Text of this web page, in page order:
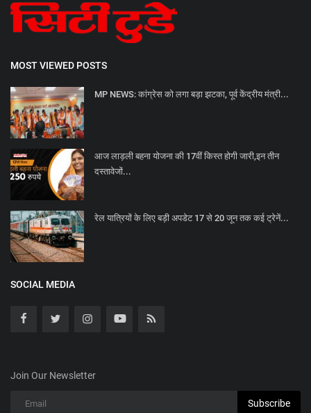
MOST VIEWED POSTS
MP NEWS: कांग्रेस को लगा बड़ा झटका, पूर्व केंद्रीय मंत्री...
आज लाड़ली बहना योजना की 17वीं किस्त होगी जारी,इन तीन
दस्तावेजों...
रेल यात्रियों के लिए बड़ी अपडेट 17 से 20 जून तक कई ट्रेनें...
SOCIAL MEDIA
Join Our Newsletter
Subscribe